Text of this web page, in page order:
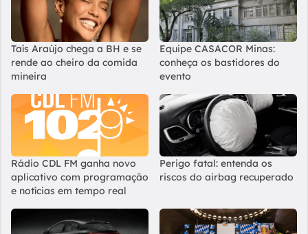
Taís Araújo chega a BH e se
rende ao cheiro da comida
mineira
Equipe CASACOR Minas:
conheça os bastidores do
evento
Rádio CDL FM ganha novo
aplicativo com programação
e notícias em tempo real
Perigo fatal: entenda os
riscos do airbag recuperado